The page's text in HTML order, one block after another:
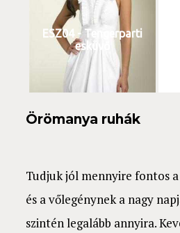
ESZ04 - Tengerparti
esküvő
Örömanya ruhák
Tudjuk jól mennyire fontos
és a vőlegénynek a nagy
szintén legalább annyira.